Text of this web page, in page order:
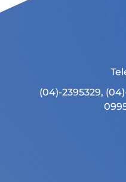
(04)-2395329,